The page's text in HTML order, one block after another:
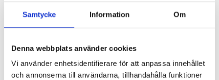
Samtycke Information Om
Denna webbplats använder cookies
Vi använder enhetsidentifierare för att anpassa innehållet
och annonserna till användarna, tillhandahålla funktioner
Ljusstyrning
Korridorfunktion
Antal DALI-adresser:
Sensor:
Utan sensor